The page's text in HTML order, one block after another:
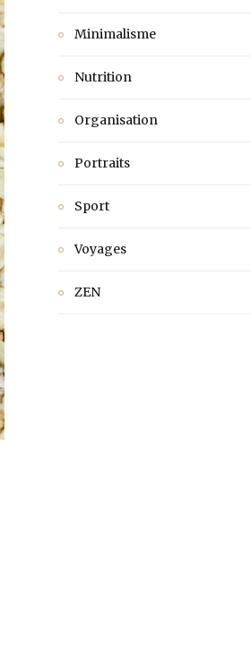
Minimalisme
Nutrition
Organisation
Portraits
Sport
Voyages
ZEN